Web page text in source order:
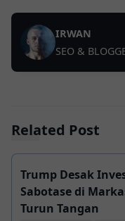
IRWAN
SEO &
Related Post
Trump Desak
Sabotase di
Turun Tangan